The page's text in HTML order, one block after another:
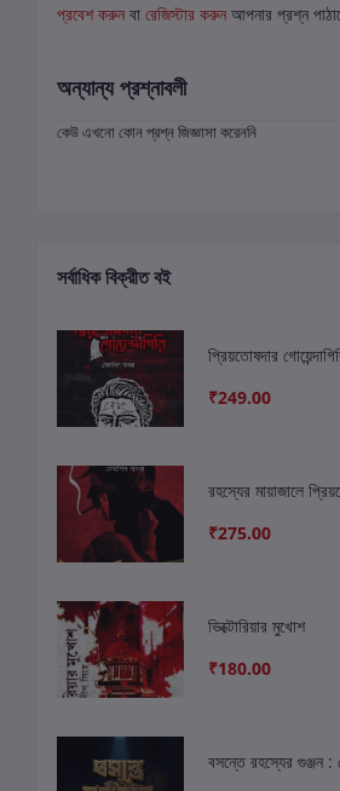
প্রবেশ করুন বা রেজিস্টার করুন আপনার প্রশ্ন
অন্যান্য প্রশ্নাবলী
কেউ এখনো কোন প্রশ্ন জিজ্ঞাসা করেননি
সর্বাধিক বিক্রীত বই
প্রিয়তোষদার
₹249.00
রহস্যের মায়াজালে
₹275.00
ভিক্টোরিয়ার মুখোশ
₹180.00
বসন্তে রহস্যের গুঞ্জন :